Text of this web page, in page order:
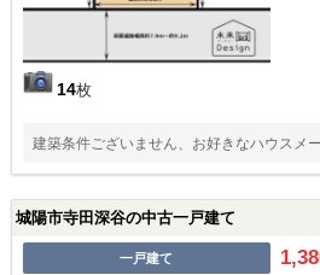
14枚
建築条件ございません、お好きなハウスメ
城陽市寺田深谷の中古一戸建て
一戸建て